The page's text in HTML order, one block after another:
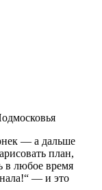
— а дальше
план,
в любое время
— и это